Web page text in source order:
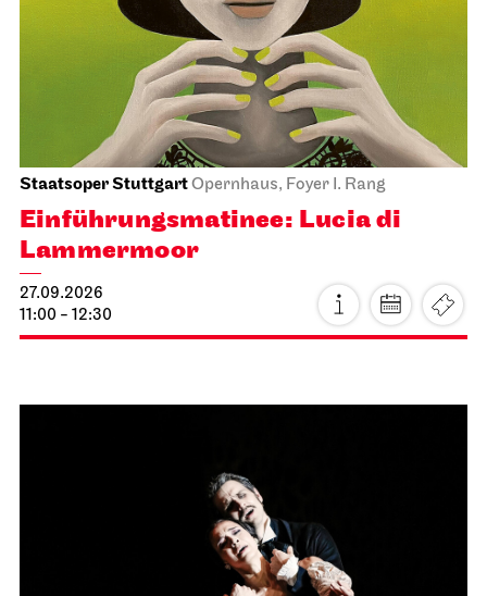
Staatsoper StuttgartOpernhaus, Foyer I. Rang
Einführungs­matinee: Lucia di
Lammermoor
27.09.2026
11:00 - 12:30